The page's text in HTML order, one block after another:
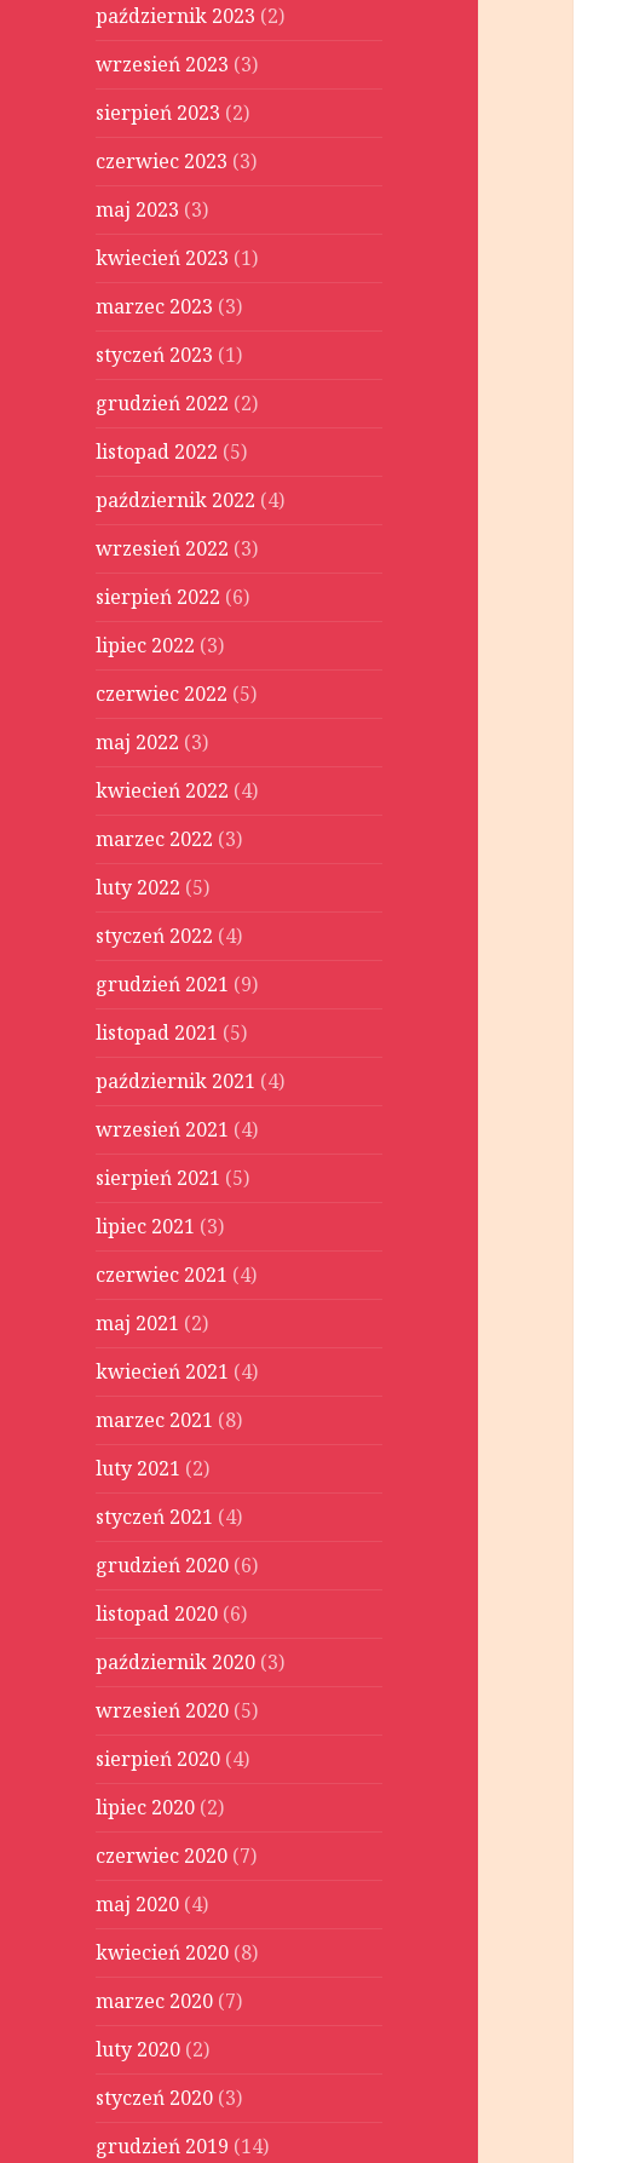
październik 2023 (2)
wrzesień 2023 (3)
sierpień 2023 (2)
czerwiec 2023 (3)
maj 2023 (3)
kwiecień 2023 (1)
marzec 2023 (3)
styczeń 2023 (1)
grudzień 2022 (2)
listopad 2022 (5)
październik 2022 (4)
wrzesień 2022 (3)
sierpień 2022 (6)
lipiec 2022 (3)
czerwiec 2022 (5)
maj 2022 (3)
kwiecień 2022 (4)
marzec 2022 (3)
luty 2022 (5)
styczeń 2022 (4)
grudzień 2021 (9)
listopad 2021 (5)
październik 2021 (4)
wrzesień 2021 (4)
sierpień 2021 (5)
lipiec 2021 (3)
czerwiec 2021 (4)
maj 2021 (2)
kwiecień 2021 (4)
marzec 2021 (8)
luty 2021 (2)
styczeń 2021 (4)
grudzień 2020 (6)
listopad 2020 (6)
październik 2020 (3)
wrzesień 2020 (5)
sierpień 2020 (4)
lipiec 2020 (2)
czerwiec 2020 (7)
maj 2020 (4)
kwiecień 2020 (8)
marzec 2020 (7)
luty 2020 (2)
styczeń 2020 (3)
grudzień 2019 (14)